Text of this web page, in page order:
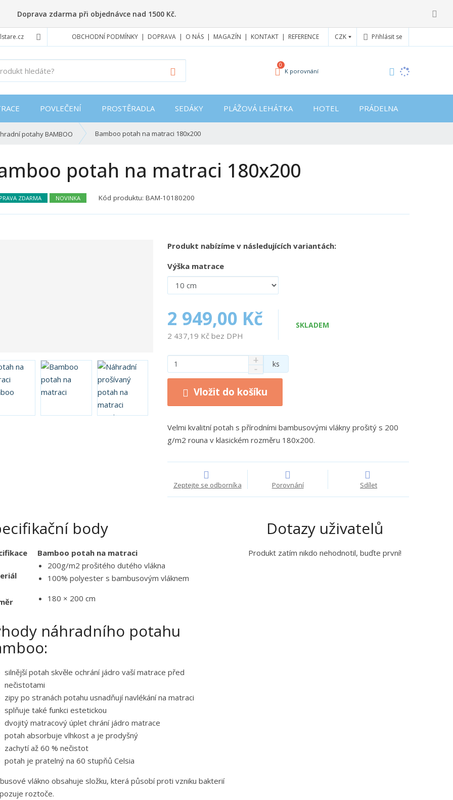
Doprava zdarma při objednávce nad 1500 Kč.
OBCHODNÍ PODMÍNKY DOPRAVA O NÁS MAGAZÍN KONTAKT REFERENCE CZK Přihlásit se
ý
p
o
k
t
l
?
0
K porovnání
POVLEČENÍ PROSTĚRADLA SEDÁKY PLÁŽOVÁ LEHÁTKA HOTEL PRÁDELNA
potahy BAMBOO Bamboo potah na matraci 180x200
potah na matraci 180x200
ZDARMA NOVINKA Kód produktu: BAM-10180200
Produkt nabízíme v následujících variantách:
Výška matrace
2 949,00 Kč
2 437,19 Kč bez DPH
SKLADEM
m
ě
i
p
o
e
N
a
v
ý
š
i
m
n
ž
í
S
n
í
ž
i
m
n
ž
í
ks
Vložit do košíku
Velmi kvalitní potah s přírodními bambusovými vlákny prošitý s 200
g/m2 rouna v klasickém rozměru 180x200.
Zeptejte se odborníka Porovnání Sdílet
body
Bamboo potah na matraci
200g/m2 prošitého dutého vlákna
100% polyester s bambusovým vláknem
180 × 200 cm
náhradního potahu
silnější potah skvěle ochrání jádro vaší matrace před
nečistotami
zipy po stranách potahu usnadňují navlékání na matraci
splňuje také funkci estetickou
dvojitý matracový úplet chrání jádro matrace
potah absorbuje vlhkost a je prodyšný
zachytí až 60 % nečistot
potah je pratelný na 60 stupňů Celsia
vlákno obsahuje složku, která působí proti vzniku bakterií
roztoče.
Dotazy uživatelů
Produkt zatím nikdo nehodnotil, buďte první!